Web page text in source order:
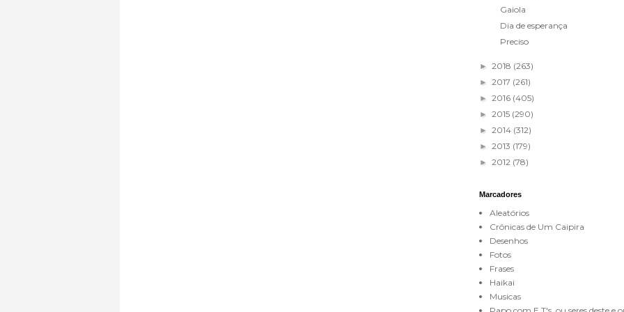
Gaiola
Dia de esperança
Preciso
► 2018 (263)
► 2017 (261)
► 2016 (405)
► 2015 (290)
► 2014 (312)
► 2013 (179)
► 2012 (78)
Marcadores
Aleatórios
Crônicas de Um Caipira
Desenhos
Fotos
Frases
Haikai
Musicas